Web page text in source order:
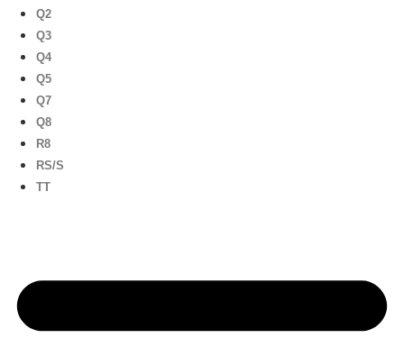
Q2
Q3
Q4
Q5
Q7
Q8
R8
RS/S
TT